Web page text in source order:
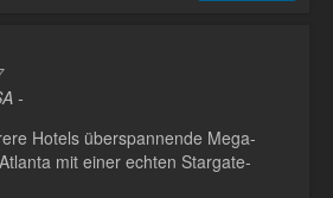
-
Hotels überspannende Mega-
mit einer echten Stargate-